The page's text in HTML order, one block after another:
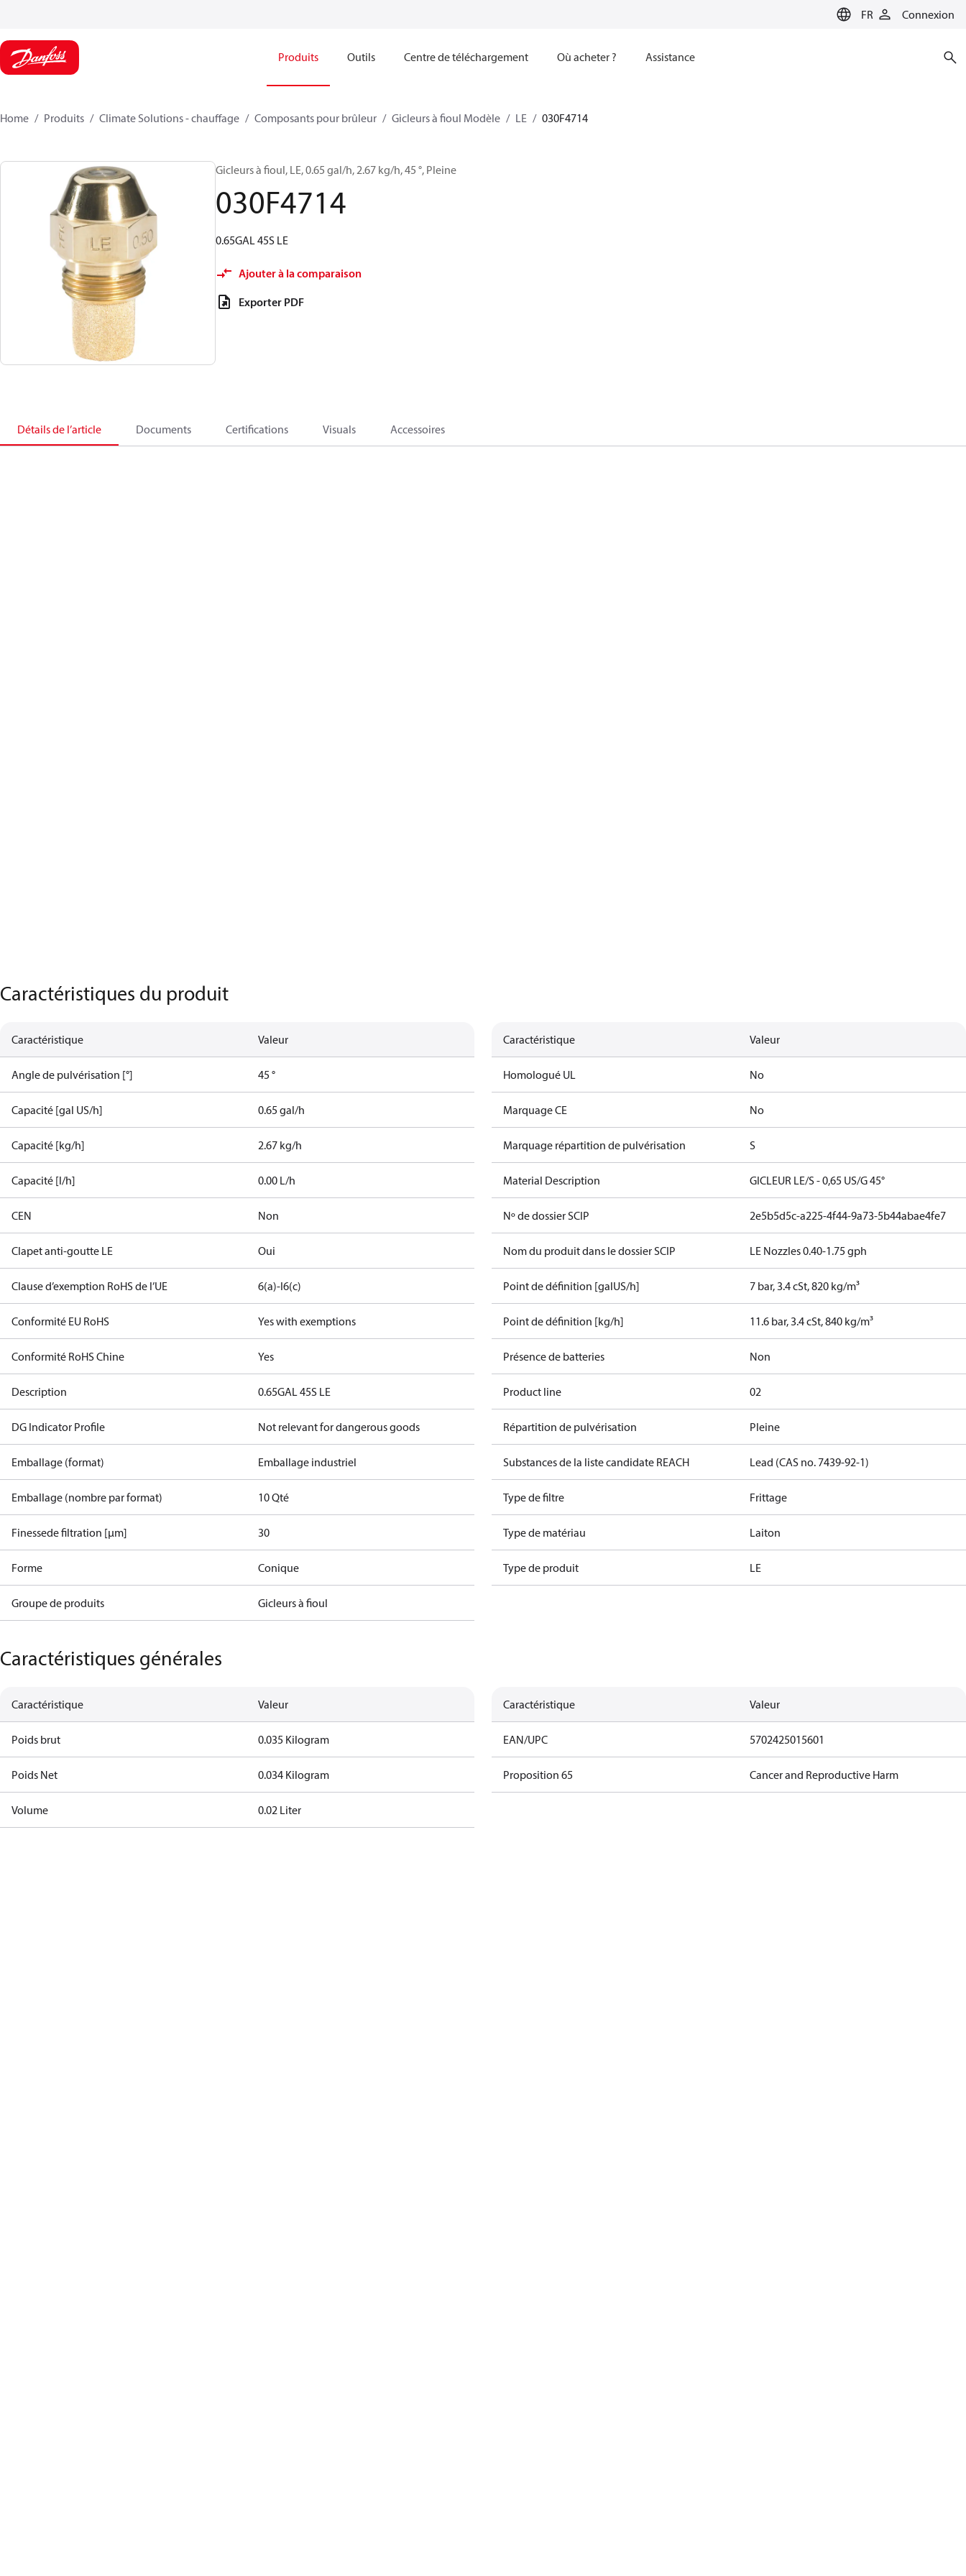
FR Connexion
Produits Outils Centre de téléchargement Où acheter ? Assistance
Home Produits Climate Solutions - chauffage Composants pour brûleur Gicleurs à fioul Modèle LE 030F4714
Gicleurs à fioul, LE, 0.65 gal/h, 2.67 kg/h, 45 °, Pleine
030F4714
0.65GAL 45S LE
Ajouter à la comparaison
Exporter PDF
Détails de l’article Documents Certifications Visuals Accessoires
Caractéristiques du produit
Caractéristique Valeur
Angle de pulvérisation [°] 45 °
Capacité [gal US/h] 0.65 gal/h
Capacité [kg/h] 2.67 kg/h
Capacité [l/h] 0.00 L/h
CEN Non
Clapet anti-goutte LE Oui
Clause d’exemption RoHS de l’UE 6(a)-I6(c)
Conformité EU RoHS Yes with exemptions
Conformité RoHS Chine Yes
Description 0.65GAL 45S LE
DG Indicator Profile Not relevant for dangerous goods
Emballage (format) Emballage industriel
Emballage (nombre par format) 10 Qté
Finessede filtration [µm] 30
Forme Conique
Groupe de produits Gicleurs à fioul
Caractéristique Valeur
Homologué UL No
Marquage CE No
Marquage répartition de pulvérisation S
Material Description GICLEUR LE/S - 0,65 US/G 45°
Nº de dossier SCIP 2e5b5d5c-a225-4f44-9a73-5b44abae4fe7
Nom du produit dans le dossier SCIP LE Nozzles 0.40-1.75 gph
Point de définition [galUS/h] 7 bar, 3.4 cSt, 820 kg/m³
Point de définition [kg/h] 11.6 bar, 3.4 cSt, 840 kg/m³
Présence de batteries Non
Product line 02
Répartition de pulvérisation Pleine
Substances de la liste candidate REACH Lead (CAS no. 7439-92-1)
Type de filtre Frittage
Type de matériau Laiton
Type de produit LE
Caractéristiques générales
Caractéristique Valeur
Poids brut 0.035 Kilogram
Poids Net 0.034 Kilogram
Volume 0.02 Liter
Caractéristique Valeur
EAN/UPC 5702425015601
Proposition 65 Cancer and Reproductive Harm